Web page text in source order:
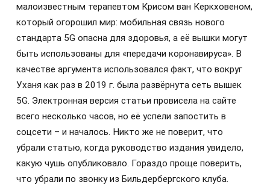
малоизвестным терапевтом Крисом ван Керкховеном,
который огорошил мир: мобильная связь нового
стандарта 5G опасна для здоровья, а её вышки могут
быть использованы для «передачи коронавируса». В
качестве аргумента использовался факт, что вокруг
Уханя как раз в 2019 г. была развёрнута сеть вышек
5G. Электронная версия статьи провисела на сайте
всего несколько часов, но её успели запостить в
соцсети – и началось. Никто же не поверит, что
убрали статью, когда руководство издания увидело,
какую чушь опубликовало. Гораздо проще поверить,
что убрали по звонку из Бильдербергского клуба.